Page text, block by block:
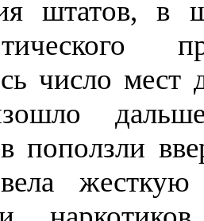
штатов, в
число
поползли